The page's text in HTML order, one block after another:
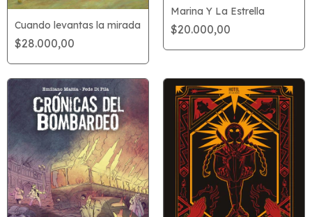
Cuando levantas la mirada
$28.000,00
Marina Y La Estrella
$20.000,00